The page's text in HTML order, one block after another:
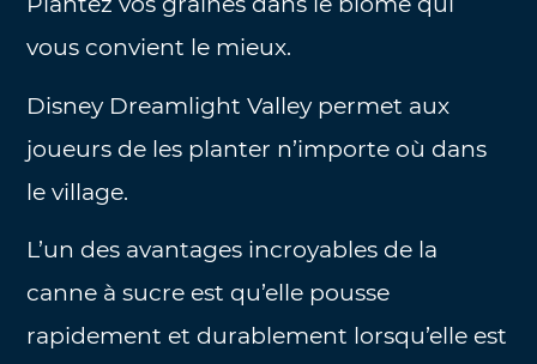
vous convient le mieux.
Disney Dreamlight Valley permet aux
joueurs de les planter n’importe où dans
le village.
L’un des avantages incroyables de la
canne à sucre est qu’elle pousse
rapidement et durablement lorsqu’elle est